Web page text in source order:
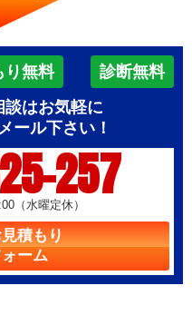
り無料
診断無料
はお気軽に
ール下さい！
257
（水曜定休）
積もり
ーム